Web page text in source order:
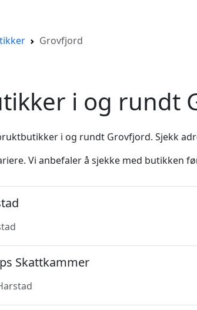
Grovfjord
i og rundt
i og rundt Grovfjord. Sjekk
Vi anbefaler å sjekke med butikken
Skattkammer